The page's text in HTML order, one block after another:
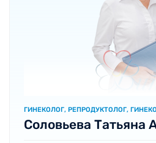
ГИНЕКОЛОГ, РЕПРОДУКТОЛОГ,
Соловьева Татьяна